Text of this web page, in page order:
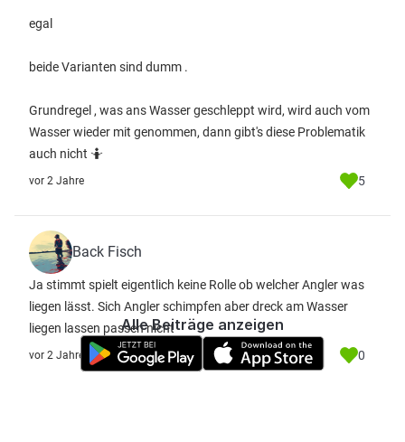
egal
beide Varianten sind dumm .
Grundregel , was ans Wasser geschleppt wird, wird auch vom
Wasser wieder mit genommen, dann gibt's diese Problematik
auch nicht 🤷
vor 2 Jahre 5
Back Fisch
Ja stimmt spielt eigentlich keine Rolle ob welcher Angler was
liegen lässt. Sich Angler schimpfen aber dreck am Wasser
liegen lassen passen nicht
vor 2 Jahre 0
Alle Beiträge anzeigen